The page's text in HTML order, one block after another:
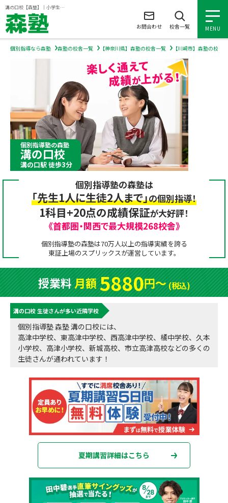
溝の口校【森塾】｜小学生・中学生・高校生の個別指導塾・学習塾
MENU
小学生の個別指導
中学生の個別指導
高校生の個別指導
森塾を知る
森塾を知る トップ
森塾の想い
成績アップをかなえる！森塾メソッド
森塾の授業料について
子と親のお悩み別！なぜ？どうして？森塾！
数字でなるほど！森塾
動画でわかる！森塾
入塾について
入塾について トップ
塾の選び方
入塾までの流れ
無料体験授業について
森塾のお得なキャンペーン・割引制度
よくあるご質問
お電話はこちら
0120-602-607
授業料等お問合わせはこちら
校舎一覧
お問合わせ 校舎一覧
個別指導なら森塾 森塾の校舎一覧 【神奈川県】森塾の校舎一覧 【川崎市】森塾の校舎
個別指導塾の森塾
溝の口校
溝の口駅 徒歩3分
個別指導塾の森塾は
「先生1人に生徒2人まで」の個別指導！
1科目+20点の成績保証が大好評！
《首都圏・関西で最大規模268校舎》
個別指導塾の森塾は70万人以上の指導実績を誇る
東証上場のスプリックスが運営しています。
授業料月額5880円〜(税込)
溝の口校 生徒さんが多い近隣学校
個別指導塾 森塾 溝の口校には、
高津中学校、東高津中学校、西高津中学校、橘中学校、久本
小学校、高津小学校、新城高校、市立高津高校などの多くの
生徒さんが通われています！
夏期講習詳細はこちら